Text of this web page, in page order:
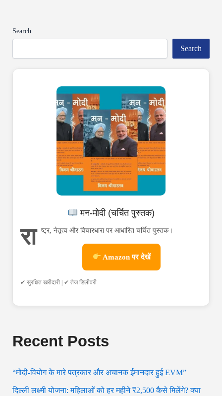
Search
Search
मन-मोदी (चर्चित पुस्तक)
रा ष्ट्र, नेतृत्व और विचारधारा पर आधारित चर्चित पुस्तक।
Amazon पर देखें
✔ सुरक्षित खरीदारी | ✔ तेज डिलीवरी
Recent Posts
“मोदी-वियोग के मारे पत्रकार और अचानक ईमानदार हुई EVM”
दिल्ली लक्ष्मी योजना: महिलाओं को हर महीने ₹2,500 कैसे मिलेंगे? क्या